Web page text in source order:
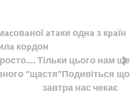
aтaки однa з кpaїн
коpдон
Тільки цього нам ще
“щастя”Подивіться що
завтра нас чекає